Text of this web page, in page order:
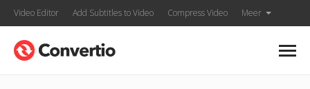
Video Editor Add Subtitles to Video Compress Video Meer